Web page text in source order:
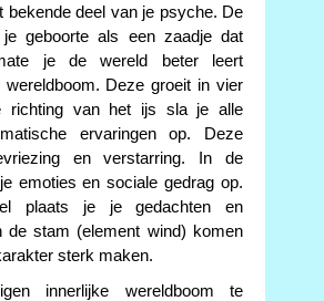
bekende deel van je psyche. De
geboorte als een zaadje dat
je de wereld beter leert
wereldboom. Deze groeit in vier
richting van het ijs sla je alle
ervaringen op. Deze
en verstarring. In de
emoties en sociale gedrag op.
plaats je je gedachten en
de stam (element wind) komen
sterk maken.
innerlijke wereldboom te